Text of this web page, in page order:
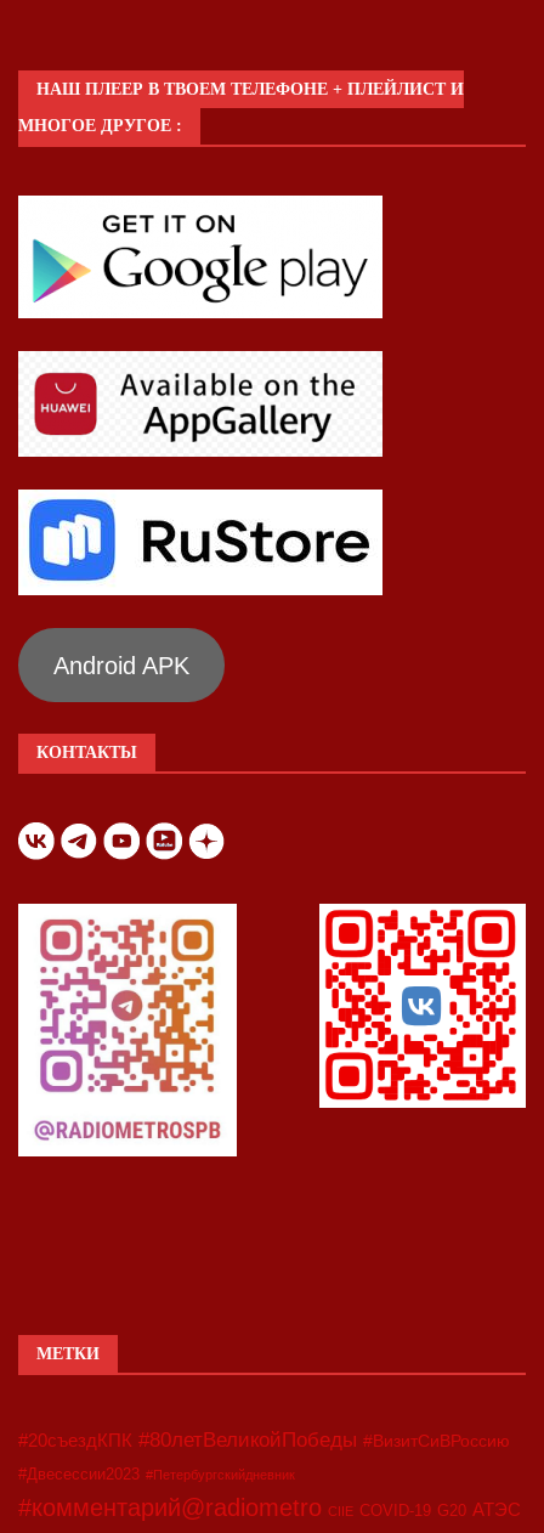
НАШ ПЛЕЕР В ТВОЕМ ТЕЛЕФОНЕ + ПЛЕЙЛИСТ И
МНОГОЕ ДРУГОЕ :
Android APK
КОНТАКТЫ
МЕТКИ
#20съездКПК #80летВеликойПобеды #ВизитСиВРоссию
#Двесессии2023 #Петербургскийдневник
#комментарий@radiometro CIIE COVID-19 G20 АТЭС